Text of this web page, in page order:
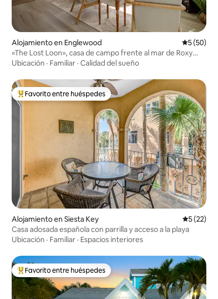
Alojamiento en Englewood
5 (50)
«The Lost Loon», casa de campo frente al mar de Roxy
Rentals
Ubicación · Familiar · Calidad del sueño
Favorito entre huéspedes preferido
Favorito entre huéspedes
Alojamiento en Siesta Key
5 (22)
Casa adosada española con parrilla y acceso a la playa
Ubicación · Familiar · Espacios interiores
Favorito entre huéspedes preferido
Favorito entre huéspedes